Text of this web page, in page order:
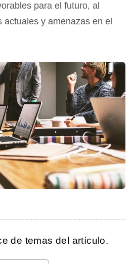
para el futuro, al
actuales y amenazas en el
de temas del artículo.